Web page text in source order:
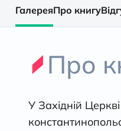
ГалереяПро книгу
Про
У Західній Церкві